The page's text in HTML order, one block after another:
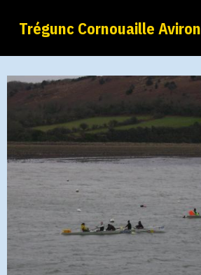
Trégunc Cornouaille Aviron